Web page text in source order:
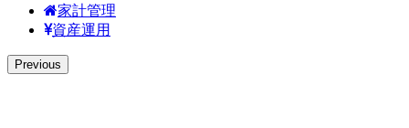
家計管理
資産運用
Previous